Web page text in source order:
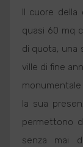
Il cuore della
quasi 60 mq
di quota, una
ville di fine
la sua
permettono
senza mai